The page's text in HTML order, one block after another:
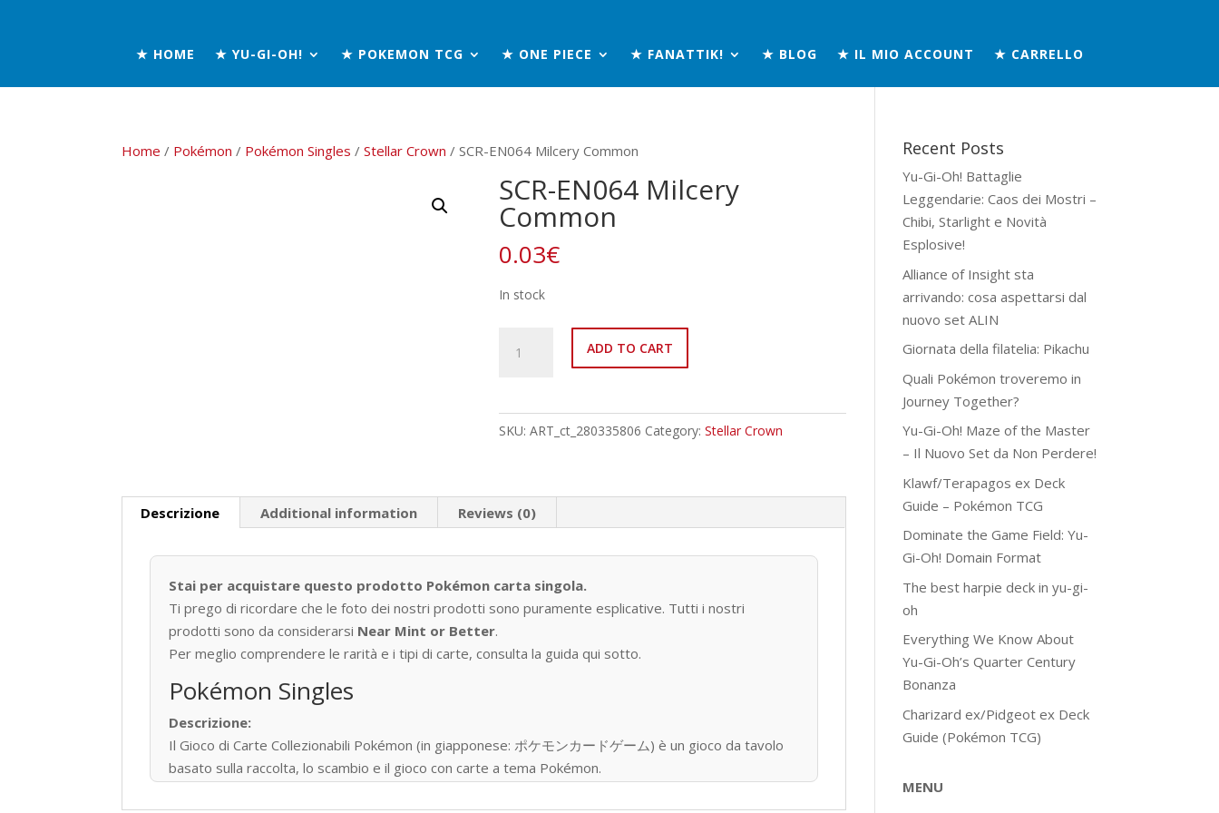
★ HOME ★ YU-GI-OH! ★ POKEMON TCG ★ ONE PIECE ★ FANATTIK! ★ BLOG ★ IL MIO ACCOUNT ★ CARRELLO
Home / Pokémon / Pokémon Singles /Stellar Crown / SCR-EN064 Milcery Common
SCR-EN064 Milcery
Common
0.03€
In stock
EN064
quantity
ADD TO CART
SKU: ART_ct_280335806 Category: Stellar Crown
Descrizione Additional information Reviews (0)
Stai per acquistare questo prodotto Pokémon carta singola.
Ti prego di ricordare che le foto dei nostri prodotti sono puramente esplicative. Tutti i nostri
prodotti sono da considerarsi Near Mint or Better.
Per meglio comprendere le rarità e i tipi di carte, consulta la guida qui sotto.
Pokémon Singles
Descrizione:
Il Gioco di Carte Collezionabili Pokémon (in giapponese: ポケモンカードゲーム) è un gioco da tavolo
basato sulla raccolta, lo scambio e il gioco con carte a tema Pokémon.
Recent Posts
Yu-Gi-Oh! Battaglie
Leggendarie: Caos dei Mostri –
Chibi, Starlight e Novità
Esplosive!
Alliance of Insight sta
arrivando: cosa aspettarsi dal
nuovo set ALIN
Giornata della filatelia: Pikachu
Quali Pokémon troveremo in
Journey Together?
Yu-Gi-Oh! Maze of the Master
– Il Nuovo Set da Non Perdere!
Klawf/Terapagos ex Deck
Guide – Pokémon TCG
Dominate the Game Field: Yu-
Gi-Oh! Domain Format
The best harpie deck in yu-gi-
oh
Everything We Know About
Yu-Gi-Oh’s Quarter Century
Bonanza
Charizard ex/Pidgeot ex Deck
Guide (Pokémon TCG)
MENU